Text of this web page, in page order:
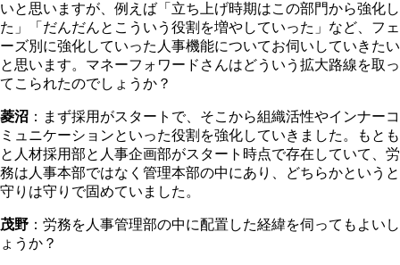
いと思いますが、例えば「立ち上げ時期はこの部門から強化し
た」「だんだんとこういう役割を増やしていった」など、フェ
ーズ別に強化していった人事機能についてお伺いしていきたい
と思います。マネーフォワードさんはどういう拡大路線を取っ
てこられたのでしょうか？
菱沼 ：まず採用がスタートで、そこから組織活性やインナーコ
ミュニケーションといった役割を強化していきました。もとも
と人材採用部と人事企画部がスタート時点で存在していて、労
務は人事本部ではなく管理本部の中にあり、どちらかというと
守りは守りで固めていました。
茂野 ：労務を人事管理部の中に配置した経緯を伺ってもよいし
ょうか？